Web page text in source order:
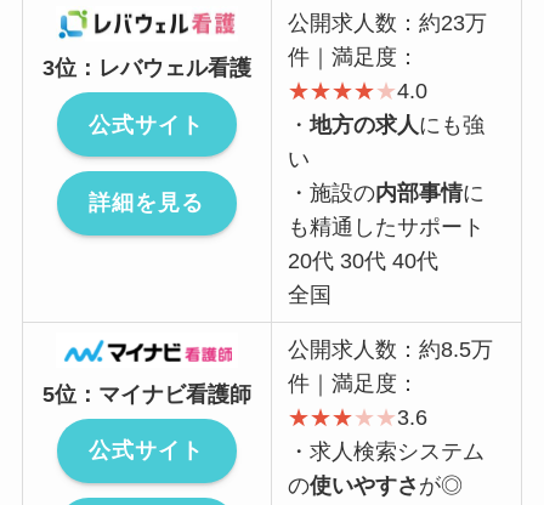
3位：レバウェル看護
公式サイト
詳細を見る
公開求人数：約23万
件｜満足度：
★★★★★4.0
・地方の求人 にも強
い
・施設の内部事情に
も精通したサポート
20代 30代 40代
全国
5位：マイナビ看護師
公式サイト
公開求人数：約8.5万
件｜満足度：
★★★★ ★3.6
・求人検索システム
の使いやすさ が◎